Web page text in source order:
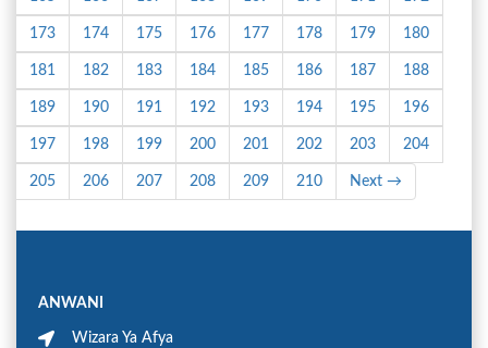
173 174 175 176 177 178 179 180
181 182 183 184 185 186 187 188
189 190 191 192 193 194 195 196
197 198 199 200 201 202 203 204
205 206 207 208 209 210 Next →
ANWANI
Wizara Ya Afya